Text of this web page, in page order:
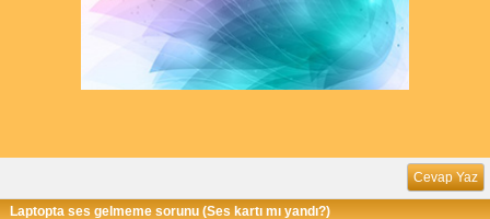
Cevap Yaz
Laptopta ses gelmeme sorunu (Ses kartı mı yandı?)